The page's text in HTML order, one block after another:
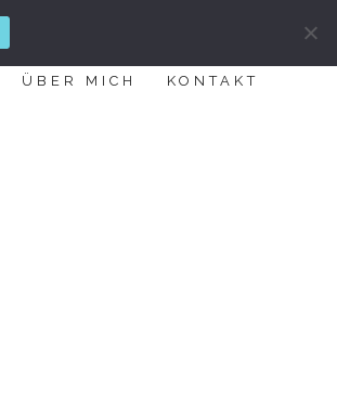
ÜBER MICH KONTAKT